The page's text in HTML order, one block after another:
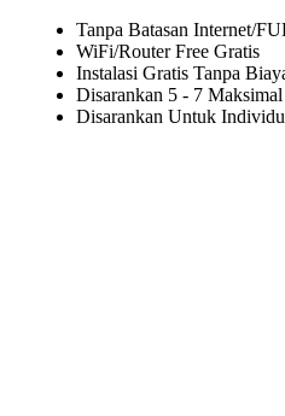
Tanpa Batasan Internet/
WiFi/Router Free Gratis
Instalasi Gratis Tanpa
Disarankan 5 - 7
Disarankan Untuk